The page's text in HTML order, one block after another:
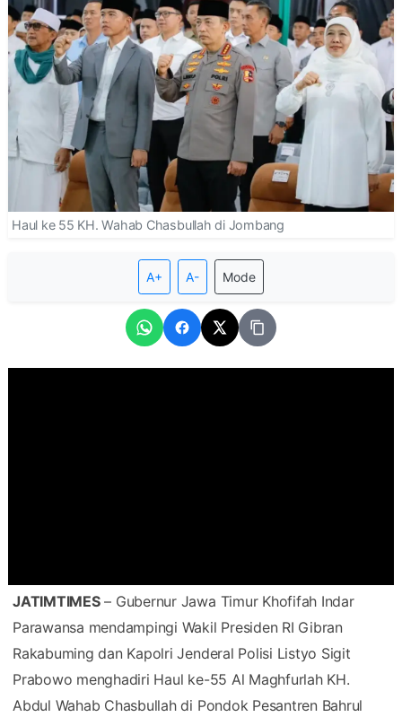
Haul ke 55 KH. Wahab Chasbullah di Jombang
A+ A- Mode
JATIMTIMES– Gubernur Jawa Timur Khofifah Indar
Parawansa mendampingi Wakil Presiden RI Gibran
Rakabuming dan Kapolri Jenderal Polisi Listyo Sigit
Prabowo menghadiri Haul ke-55 Al Maghfurlah KH.
Abdul Wahab Chasbullah di Pondok Pesantren Bahrul